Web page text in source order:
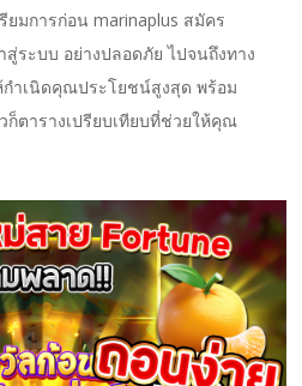
มการก่อน marinaplus สมัคร
สู่ระบบ อย่างปลอดภัย ไปจนถึงทาง
กำเนิดคุณประโยชน์สูงสุด พร้อม
ตารางเปรียบเทียบที่ช่วยให้คุณ